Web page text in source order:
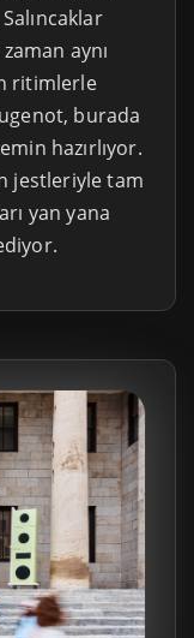
aynı
ritimlerle
burada
hazırlıyor.
jestleriyle tam
yan yana